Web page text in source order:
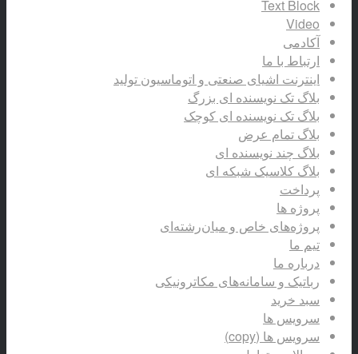
Text Block
Video
آکادمی
ارتباط با ما
اینترنت اشیای صنعتی و اتوماسیون تولید
بلاگ تک نویسنده ای بزرگ
بلاگ تک نویسنده ای کوچک
بلاگ تمام عرض
بلاگ چند نویسنده ای
بلاگ کلاسیک شبکه ای
پرداخت
پروژه ها
پروژه‌های خاص و میان‌رشته‌ای
تیم ما
درباره ما
رباتیک و سامانه‌های مکاترونیکی
سبد خرید
سرویس ها
سرویس ها (copy)